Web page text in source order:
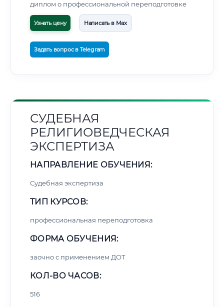
диплом о профессиональной переподготовке
Узнать цену Написать в Max
Задать вопрос в Telegram
СУДЕБНАЯ
РЕЛИГИОВЕДЧЕСКАЯ
ЭКСПЕРТИЗА
НАПРАВЛЕНИЕ ОБУЧЕНИЯ:
Судебная экспертиза
ТИП КУРСОВ:
профессиональная переподготовка
ФОРМА ОБУЧЕНИЯ:
заочно с применением ДОТ
КОЛ-ВО ЧАСОВ:
516